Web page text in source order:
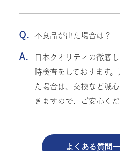
不良品が出た場合は？​
日本クオリティの徹底
時検査をしております
た場合は、交換など誠
きますので、ご安心くだ
よくある質問